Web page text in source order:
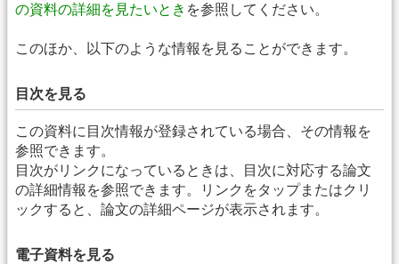
の資料の詳細を見たいとき を参照してください。
このほか、以下のような情報を見ることができます。
目次を見る
この資料に目次情報が登録されている場合、その情報を
参照できます。
目次がリンクになっているときは、目次に対応する論文
の詳細情報を参照できます。リンクをタップまたはクリ
ックすると、論文の詳細ページが表示されます。
電子資料を見る